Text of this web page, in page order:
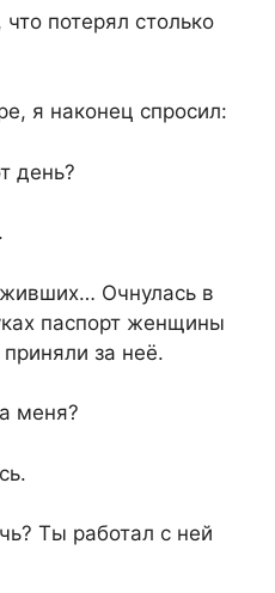
потерял столько
я наконец спросил:
день?
Очнулась в
паспорт женщины
за неё.
меня?
Ты работал с ней